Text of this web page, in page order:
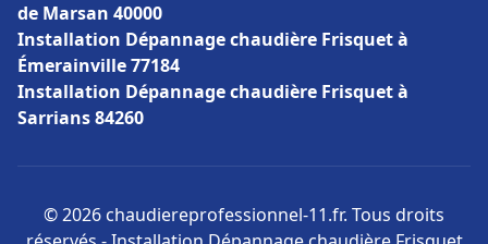
de Marsan 40000
Installation Dépannage chaudière Frisquet à
Émerainville 77184
Installation Dépannage chaudière Frisquet à
Sarrians 84260
© 2026 chaudiereprofessionnel-11.fr. Tous droits